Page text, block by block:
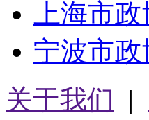
上海市
宁波市政
关于我们 |